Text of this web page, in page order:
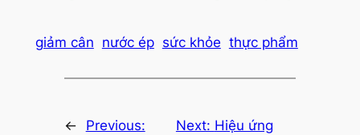
giảm cân nước ép sức khỏe thực phẩm
←
Previous:
Next: Hiệu ứng